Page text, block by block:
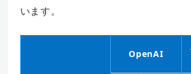
います。
OpenAI